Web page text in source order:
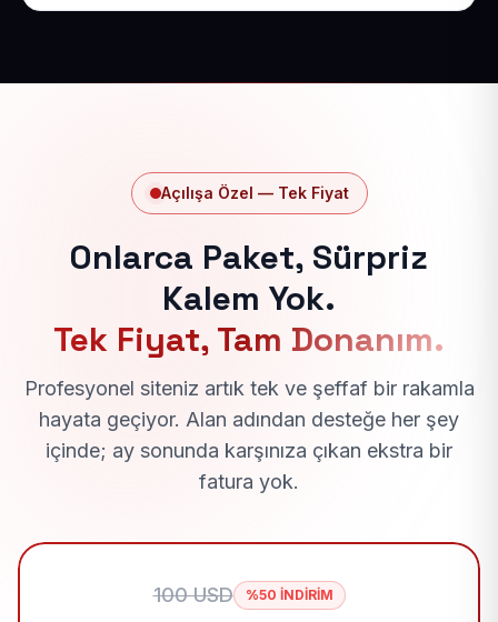
Açılışa Özel — Tek Fiyat
Onlarca Paket, Sürpriz
Kalem Yok.
Tek Fiyat, Tam Donanım.
Profesyonel siteniz artık tek ve şeffaf bir rakamla
hayata geçiyor. Alan adından desteğe her şey
içinde; ay sonunda karşınıza çıkan ekstra bir
fatura yok.
100 USD %50 İNDİRİM